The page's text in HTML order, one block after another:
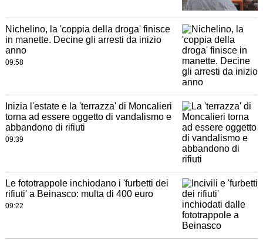
Nichelino, la 'coppia della droga' finisce
in manette. Decine gli arresti da inizio
anno
09:58
Inizia l'estate e la 'terrazza' di Moncalieri
torna ad essere oggetto di vandalismo e
abbandono di rifiuti
09:39
Le fototrappole inchiodano i 'furbetti dei
rifiuti' a Beinasco: multa di 400 euro
09:22